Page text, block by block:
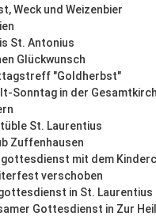
Weck und Weizenbier
St. Antonius
Glückwunsch
"Goldherbst"
Sonntag in der
St. Laurentius
Zuffenhausen
mit dem
verschoben
in St. Laurentius
Gottesdienst in Zur